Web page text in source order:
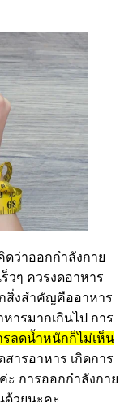
ว่าออกกำลังกาย
วๆ ควรงดอาหาร
สิ่งสำคัญคืออาหาร
ารมากเกินไป การ
รลดน้ำหนักก็ไม่เห็น
ารอาหาร เกิดการ
ะ การออกกำลังกาย
ด้วยนะคะ